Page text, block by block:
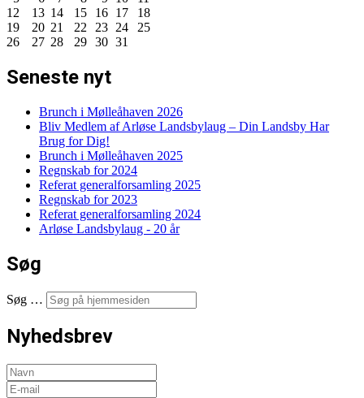
12
13 14 15 16 17
18
19
20 21 22 23 24
25
26
27 28 29 30 31
Seneste nyt
Brunch i Mølleåhaven 2026
Bliv Medlem af Arløse Landsbylaug – Din Landsby Har
Brug for Dig!
Brunch i Mølleåhaven 2025
Regnskab for 2024
Referat generalforsamling 2025
Regnskab for 2023
Referat generalforsamling 2024
Arløse Landsbylaug - 20 år
Søg
Søg …
Nyhedsbrev